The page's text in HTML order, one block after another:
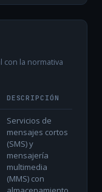
con la normativa
DESCRIPCIÓN
Servicios de
mensajes cortos
(SMS) y
mensajería
multimedia
(MMS) con